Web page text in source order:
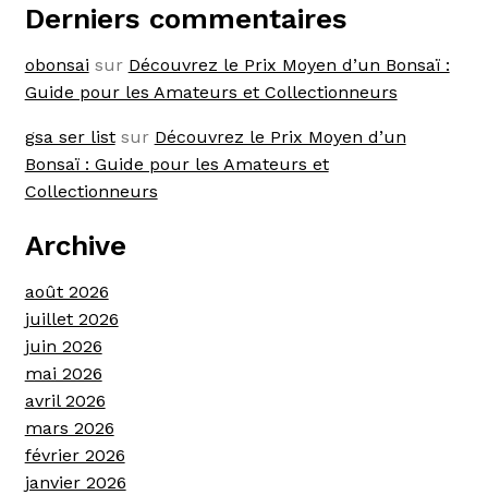
Derniers commentaires
obonsai sur Découvrez le Prix Moyen d’un Bonsaï :
Guide pour les Amateurs et Collectionneurs
gsa ser listsur Découvrez le Prix Moyen d’un
Bonsaï : Guide pour les Amateurs et
Collectionneurs
Archive
août 2026
juillet 2026
juin 2026
mai 2026
avril 2026
mars 2026
février 2026
janvier 2026